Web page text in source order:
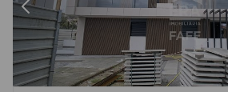
Précédent